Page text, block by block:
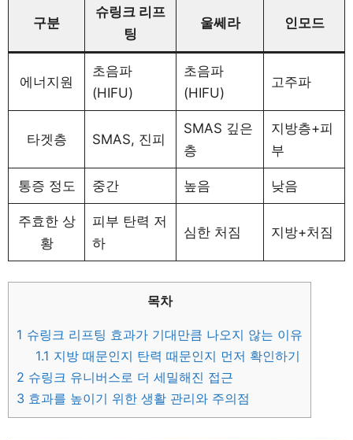
구분
슈링크 리프
팅
울쎄라 인모드
에너지원
초음파
(HIFU)
초음파
(HIFU)
고주파
타겟층 SMAS, 진피
SMAS 깊은
층
지방층+피
부
통증 정도 중간 높음 낮음
주효한 상
황
피부 탄력 저
하
심한 처짐 지방+처짐
목차
1 슈링크 리프팅 효과가 기대만큼 나오지 않는 이유
1.1 지방 때문인지 탄력 때문인지 먼저 확인하기
2 슈링크 유니버스로 더 세밀해진 접근
3 효과를 높이기 위한 생활 관리와 주의점